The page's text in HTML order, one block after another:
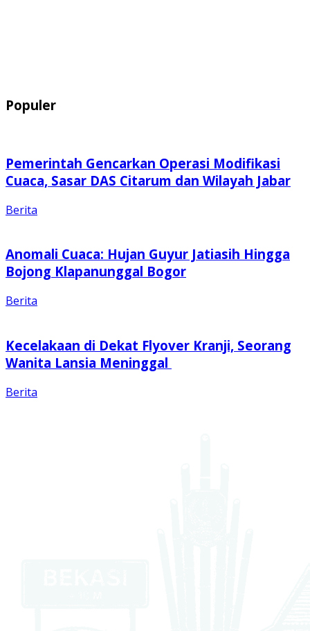
Populer
Pemerintah Gencarkan Operasi Modifikasi
Cuaca, Sasar DAS Citarum dan Wilayah Jabar
Berita
Anomali Cuaca: Hujan Guyur Jatiasih Hingga
Bojong Klapanunggal Bogor
Berita
Kecelakaan di Dekat Flyover Kranji, Seorang
Wanita Lansia Meninggal
Berita